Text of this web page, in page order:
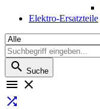
Elektro-Ersatzteile
 Suche
 
